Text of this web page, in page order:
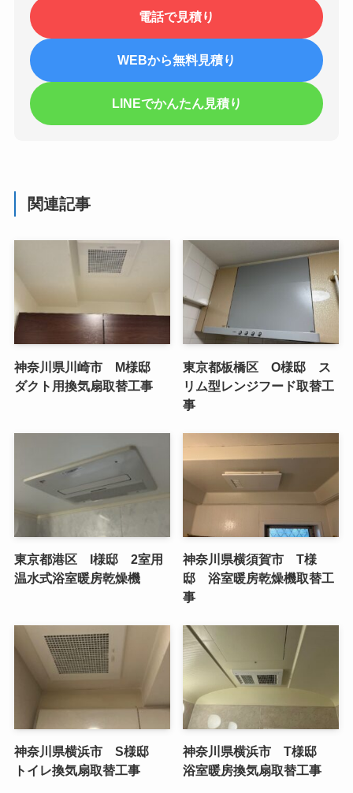
電話で見積り
WEBから無料見積り
LINEでかんたん見積り
関連記事
神奈川県川崎市 M様邸
ダクト用換気扇取替工事
東京都板橋区 O様邸 ス
リム型レンジフード取替工
事
東京都港区 I様邸 2室用
温水式浴室暖房乾燥機
神奈川県横須賀市 T様
邸 浴室暖房乾燥機取替工
事
神奈川県横浜市 S様邸
トイレ換気扇取替工事
神奈川県横浜市 T様邸
浴室暖房換気扇取替工事